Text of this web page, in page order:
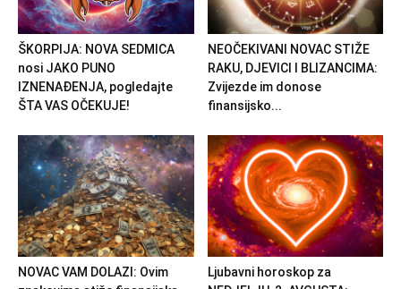
ŠKORPIJA: NOVA SEDMICA
nosi JAKO PUNO
IZNENAĐENJA, pogledajte
ŠTA VAS OČEKUJE!
NEOČEKIVANI NOVAC STIŽE
RAKU, DJEVICI I BLIZANCIMA:
Zvijezde im donose
finansijsko...
NOVAC VAM DOLAZI: Ovim
Ljubavni horoskop za